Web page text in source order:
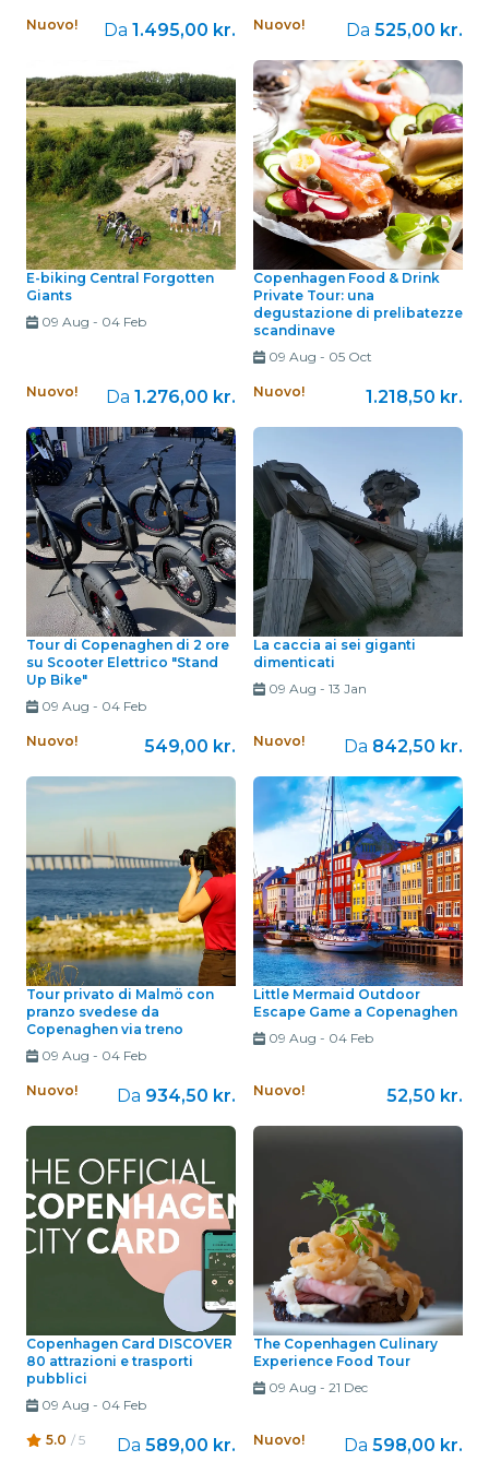
Nuovo! Da 1.495,00 kr. Nuovo! Da 525,00 kr.
E-biking Central Forgotten
Giants
09 Aug - 04 Feb
Nuovo! Da 1.276,00 kr.
Copenhagen Food & Drink
Private Tour: una
degustazione di prelibatezze
scandinave
09 Aug - 05 Oct
Nuovo! 1.218,50 kr.
Tour di Copenaghen di 2 ore
su Scooter Elettrico "Stand
Up Bike"
09 Aug - 04 Feb
Nuovo! 549,00 kr.
La caccia ai sei giganti
dimenticati
09 Aug - 13 Jan
Nuovo! Da 842,50 kr.
Tour privato di Malmö con
pranzo svedese da
Copenaghen via treno
09 Aug - 04 Feb
Nuovo! Da 934,50 kr.
Little Mermaid Outdoor
Escape Game a Copenaghen
09 Aug - 04 Feb
Nuovo! 52,50 kr.
Copenhagen Card DISCOVER
80 attrazioni e trasporti
pubblici
09 Aug - 04 Feb
5.0 / 5 Da 589,00 kr.
The Copenhagen Culinary
Experience Food Tour
09 Aug - 21 Dec
Nuovo! Da 598,00 kr.